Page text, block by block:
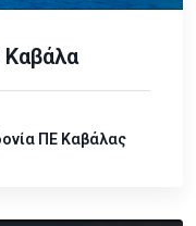
ΠΕ Καβάλας